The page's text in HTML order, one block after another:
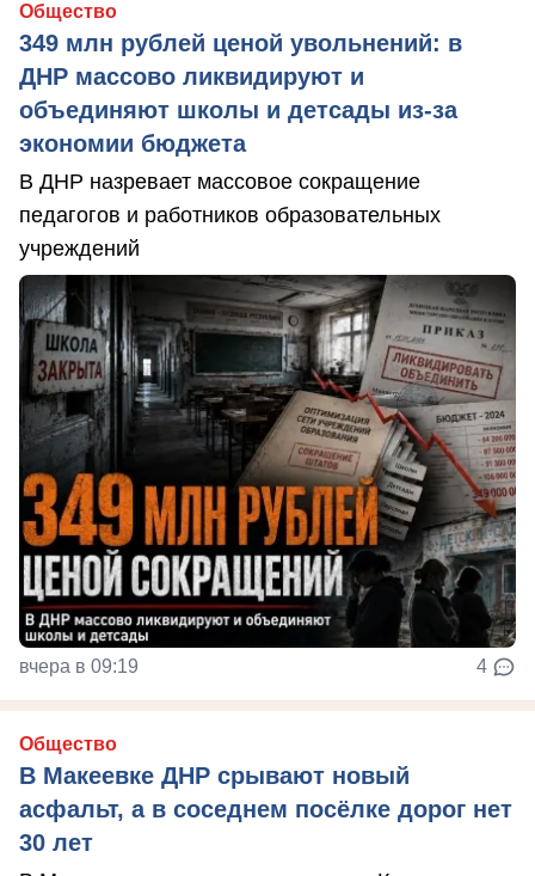
Общество
349 млн рублей ценой увольнений: в
ДНР массово ликвидируют и
объединяют школы и детсады из-за
экономии бюджета
В ДНР назревает массовое сокращение
педагогов и работников образовательных
учреждений
вчера в 09:19 4
Общество
В Макеевке ДНР срывают новый
асфальт, а в соседнем посёлке дорог нет
30 лет